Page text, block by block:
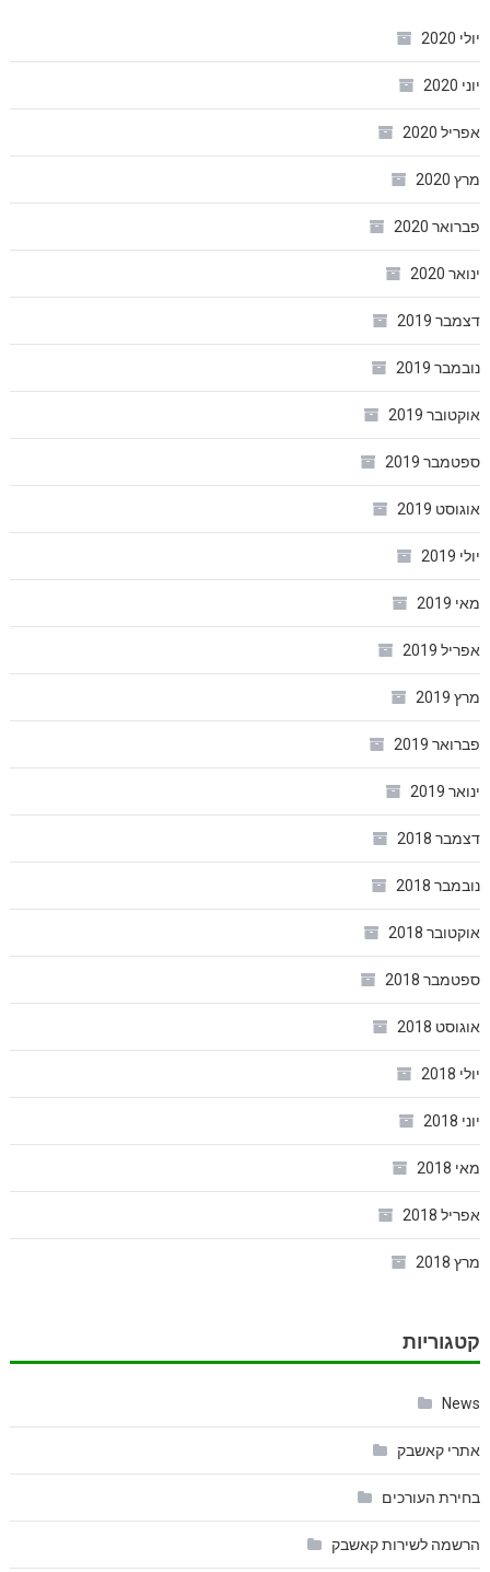
יולי 2020
יוני 2020
אפריל 2020
מרץ 2020
פברואר 2020
ינואר 2020
דצמבר 2019
נובמבר 2019
אוקטובר 2019
ספטמבר 2019
אוגוסט 2019
יולי 2019
מאי 2019
אפריל 2019
מרץ 2019
פברואר 2019
ינואר 2019
דצמבר 2018
נובמבר 2018
אוקטובר 2018
ספטמבר 2018
אוגוסט 2018
יולי 2018
יוני 2018
מאי 2018
אפריל 2018
מרץ 2018
קטגוריות
News
אתרי קאשבק
בחירת העורכים
הרשמה לשירות קאשבק